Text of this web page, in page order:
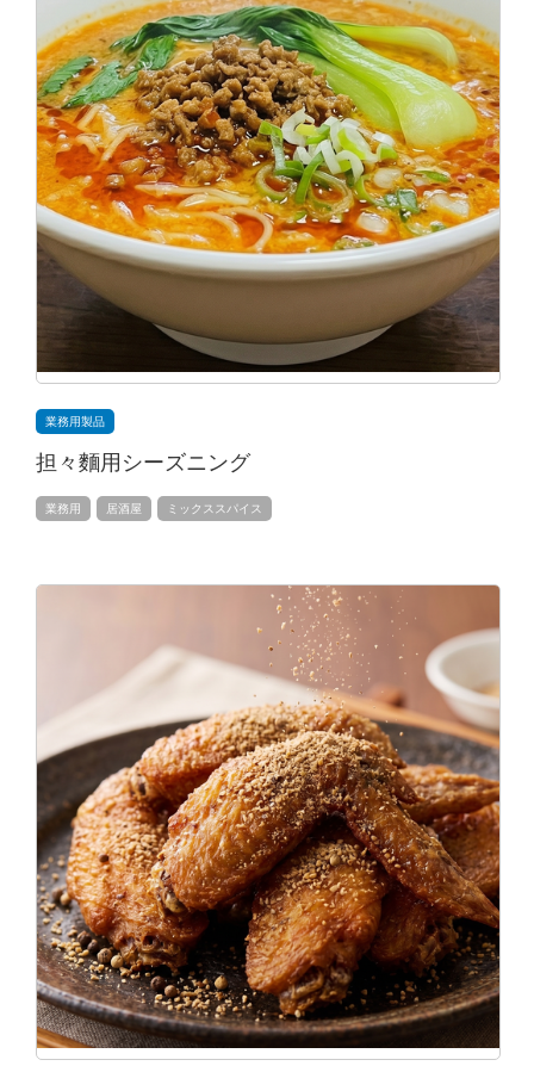
業務用製品
担々麵用シーズニング
業務用 居酒屋 ミックススパイス